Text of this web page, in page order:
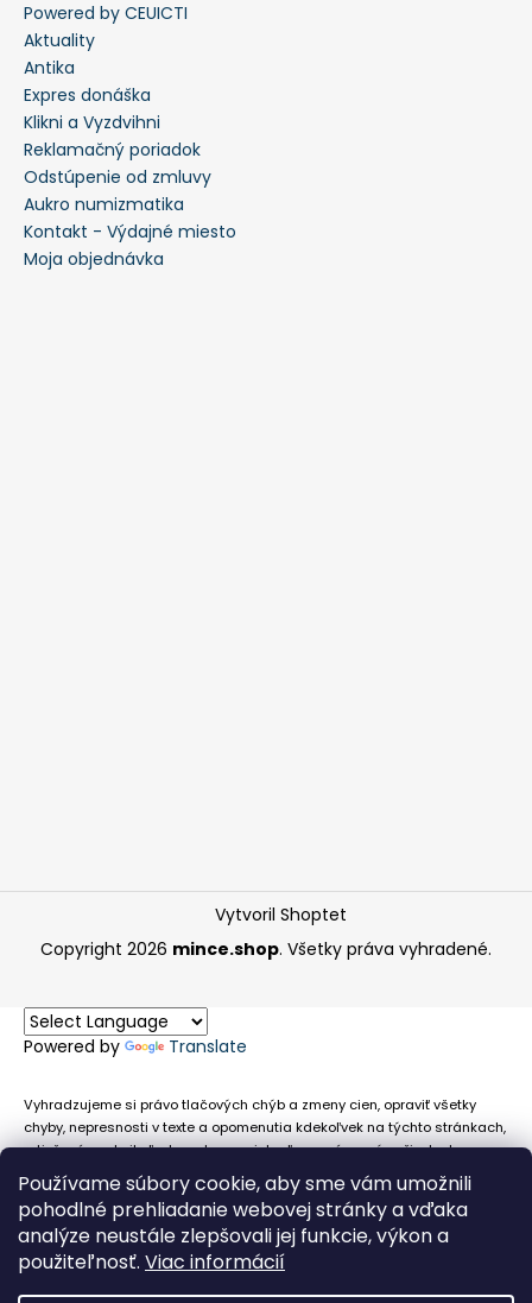
Používame súbory cookie, aby sme vám umožnili
pohodlné prehliadanie webovej stránky a vďaka
analýze neustále zlepšovali jej funkcie, výkon a
použiteľnosť. Viac informácií
Powered by CEUICTI
Aktuality
Antika
Expres donáška
Klikni a Vyzdvihni
Reklamačný poriadok
Odstúpenie od zmluvy
Aukro numizmatika
Kontakt - Výdajné miesto
Moja objednávka
Vytvoril Shoptet
Copyright 2026 mince.shop. Všetky práva vyhradené.
Powered by Translate
Vyhradzujeme si právo tlačových chýb a zmeny cien, opraviť všetky
chyby, nepresnosti v texte a opomenutia kdekoľvek na týchto stránkach,
a tiež právo akejkoľvek osobe zamietnuť neoprávnenú požiadavku na
chybne uvedený text. Na stránkach sa môžu vyskytnúť technické
nepresnosti a typografické chyby alebo opomenutia v súvislosti s
informáciami zobrazenými na týchto stránkach, nevyplýva nám žiadna
povinnosť ani zodpovednosť v prípade, že sa spoliehajú na nepresné
informácie poskytované na týchto stránkach.